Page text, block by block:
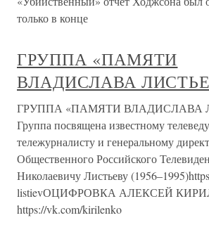
только в конце
ГРУППА «ПАМЯТИ
ВЛАДИСЛАВА
ГРУППА «ПАМЯТИ ВЛАДИСЛАВА
Группа посвящена известному
тележурналисту и генеральному
Общественного Российского
Николаевичу Листьеву
listievОЦИФРОВКА АЛЕКСЕЙ
https://vk.com/kirilenko